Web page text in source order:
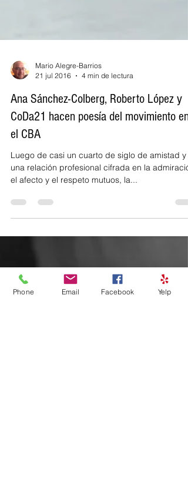
21 jul 2016
4 min de lectura
Ana Sánchez-Colberg, Roberto López y
CoDa21 hacen poesía del movimiento en
el CBA
Luego de casi un cuarto de siglo de amistad y
el afecto y el respeto mutuos, la...
Phone Email Facebook Yelp